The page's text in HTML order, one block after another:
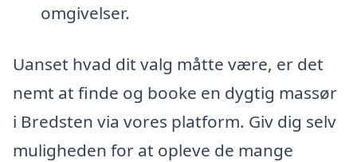
omgivelser.
Uanset hvad dit valg måtte være, er det
nemt at finde og booke en dygtig massør
i Bredsten via vores platform. Giv dig selv
muligheden for at opleve de mange